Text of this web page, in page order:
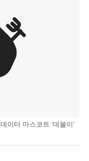
이터 마스코트 ‘데블이’